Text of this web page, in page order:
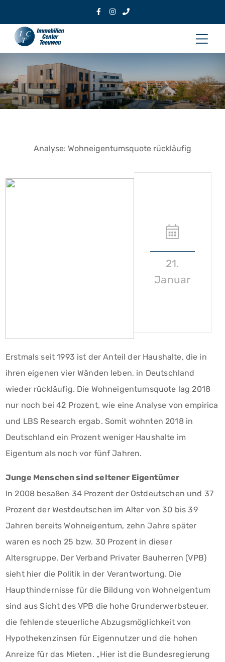
Inhalt
springen
Analyse: Wohneigentumsquote rückläufig
21.
Januar
Erstmals seit 1993 ist der Anteil der Haushalte, die in
ihren eigenen vier Wänden leben, in Deutschland
wieder rückläufig. Die Wohneigentumsquote lag 2018
nur noch bei 42 Prozent, wie eine Analyse von empirica
und LBS Research ergab. Somit wohnten 2018 in
Deutschland ein Prozent weniger Haushalte im
Eigentum als noch vor fünf Jahren.
Junge Menschen sind seltener Eigentümer
In 2008 besaßen 34 Prozent der Ostdeutschen und 37
Prozent der Westdeutschen im Alter von 30 bis 39
Jahren bereits Wohneigentum, zehn Jahre später
waren es noch 25 bzw. 30 Prozent in dieser
Altersgruppe. Der Verband Privater Bauherren (VPB)
sieht hier die Politik in der Verantwortung. Die
Haupthindernisse für die Bildung von Wohneigentum
sind aus Sicht des VPB die hohe Grunderwerbsteuer,
die fehlende steuerliche Abzugsmöglichkeit von
Hypothekenzinsen für Eigennutzer und die hohen
Anreize für das Mieten. „Hier ist die Bundesregierung